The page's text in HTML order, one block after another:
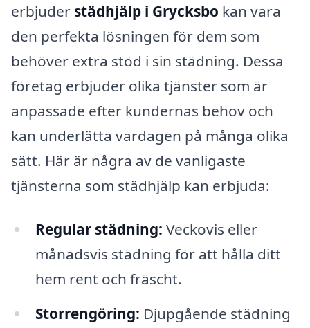
erbjuder städhjälp i Grycksbo kan vara
den perfekta lösningen för dem som
behöver extra stöd i sin städning. Dessa
företag erbjuder olika tjänster som är
anpassade efter kundernas behov och
kan underlätta vardagen på många olika
sätt. Här är några av de vanligaste
tjänsterna som städhjälp kan erbjuda:
Regular städning: Veckovis eller
månadsvis städning för att hålla ditt
hem rent och fräscht.
Storrengöring: Djupgående städning